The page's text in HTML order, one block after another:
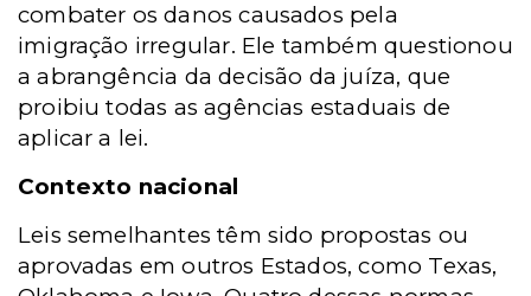
combater os danos causados pela
imigração irregular. Ele também questionou
a abrangência da decisão da juíza, que
proibiu todas as agências estaduais de
aplicar a lei.
Contexto nacional
Leis semelhantes têm sido propostas ou
aprovadas em outros Estados, como Texas,